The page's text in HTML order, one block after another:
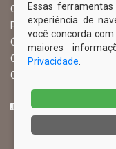
Chefe de Gabinete
Procuradoria Geral
Órgão de Controle
Organograma
Comissão Permanente
CURTA
Essas
experiência de
você concorda
maiores
Privacidade